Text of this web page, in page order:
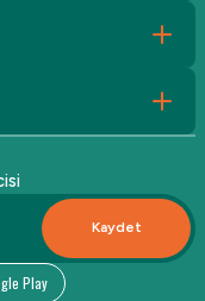
Kaydet
Play